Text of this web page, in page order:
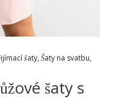
šaty, Šaty na svatbu,
šaty s